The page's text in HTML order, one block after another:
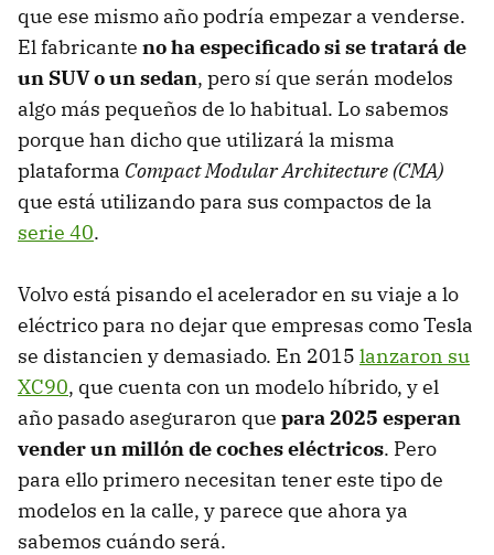
que ese mismo año podría empezar a venderse.
El fabricante no ha especificado si se tratará de
un SUV o un sedan, pero sí que serán modelos
algo más pequeños de lo habitual. Lo sabemos
porque han dicho que utilizará la misma
plataforma Compact Modular Architecture (CMA)
que está utilizando para sus compactos de la
serie 40.
Volvo está pisando el acelerador en su viaje a lo
eléctrico para no dejar que empresas como Tesla
se distancien y demasiado. En 2015 lanzaron su
XC90, que cuenta con un modelo híbrido, y el
año pasado aseguraron que para 2025 esperan
vender un millón de coches eléctricos. Pero
para ello primero necesitan tener este tipo de
modelos en la calle, y parece que ahora ya
sabemos cuándo será.